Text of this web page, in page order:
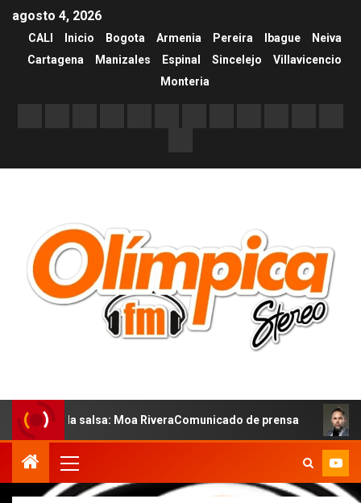
agosto 4, 2026
CALI Inicio Bogota Armenia Pereira Ibague
Neiva
Cartagena
Manizales Espinal Sincelejo
Villavicencio
Monteria
la salsa: Moa RiveraComunicado de prensa